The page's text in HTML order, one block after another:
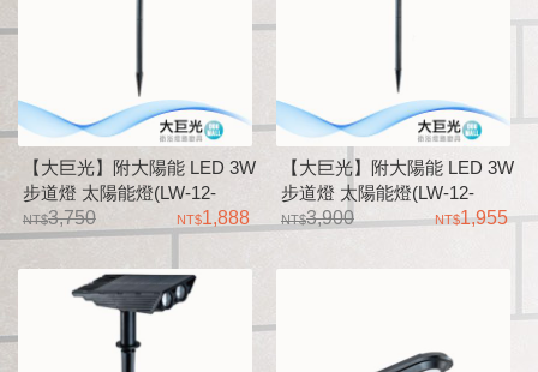
【大巨光】附大陽能 LED 3W
步道燈 太陽能燈(LW-12-
563A) ABS PC燈罩 白天充
電、夜晚會自動亮燈
3,750 1,888
【大巨光】附大陽能 LED 3W
步道燈 太陽能燈(LW-12-
5639) 鋁合金、PC燈罩 可二
3,900 1,955